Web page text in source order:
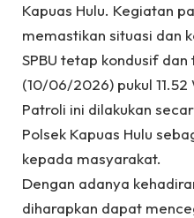
Kapuas Hulu. Kegiatan
memastikan situasi dan
SPBU tetap kondusif
(10/06/2026) pukul 11.52
Patroli ini dilakukan
Polsek Kapuas Hulu
kepada masyarakat.
Dengan adanya
diharapkan dapat